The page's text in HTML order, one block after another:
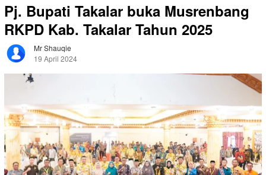
Pj. Bupati Takalar buka Musrenbang
RKPD Kab. Takalar Tahun 2025
Mr Shauqie
19 April 2024